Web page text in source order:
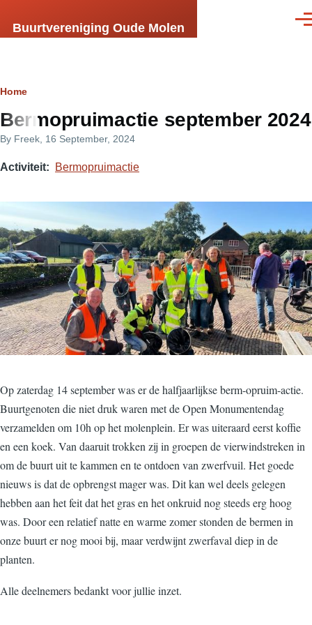
Buurtvereniging Oude Molen
Breadcrumb
Home
Bermopruimactie september 2024
By Freek , 16 September, 2024
Activiteit Bermopruimactie
Op zaterdag 14 september was er de halfjaarlijkse berm-opruim-actie.
Buurtgenoten die niet druk waren met de Open Monumentendag
verzamelden om 10h op het molenplein. Er was uiteraard eerst koffie
en een koek. Van daaruit trokken zij in groepen de vierwindstreken in
om de buurt uit te kammen en te ontdoen van zwerfvuil. Het goede
nieuws is dat de opbrengst mager was. Dit kan wel deels gelegen
hebben aan het feit dat het gras en het onkruid nog steeds erg hoog
was. Door een relatief natte en warme zomer stonden de bermen in
onze buurt er nog mooi bij, maar verdwijnt zwerfaval diep in de
planten.
Alle deelnemers bedankt voor jullie inzet.